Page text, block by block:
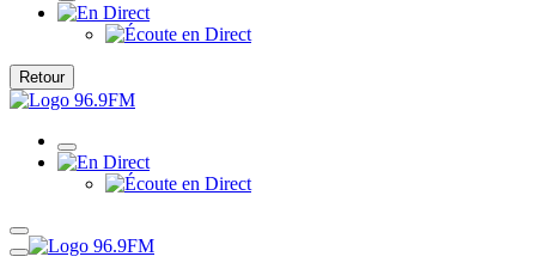
Retour